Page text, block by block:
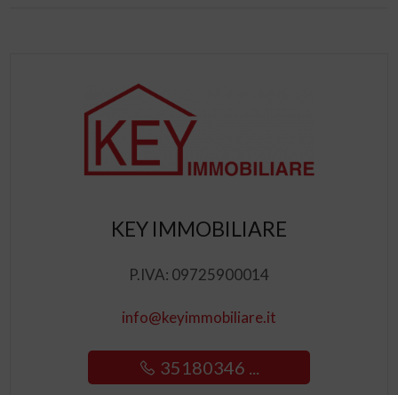
KEY IMMOBILIARE
P.IVA: 09725900014
info@keyimmobiliare.it
35180346 ...